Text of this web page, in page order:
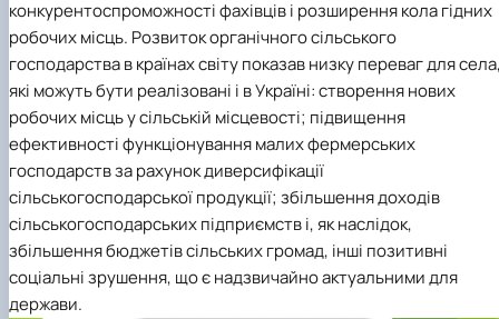
конкурентоспроможності фахівців і розширення кола гідних
робочих місць. Розвиток органічного сільського
господарства в країнах світу показав низку переваг для
які можуть бути реалізовані і в Україні: створення нових
робочих місць у сільській місцевості; підвищення
ефективності функціонування малих фермерських
господарств за рахунок диверсифікації
сільськогосподарської продукції; збільшення доходів
сільськогосподарських підприємств і, як наслідок,
збільшення бюджетів сільських громад, інші позитивні
соціальні зрушення, що є надзвичайно актуальними для
держави.